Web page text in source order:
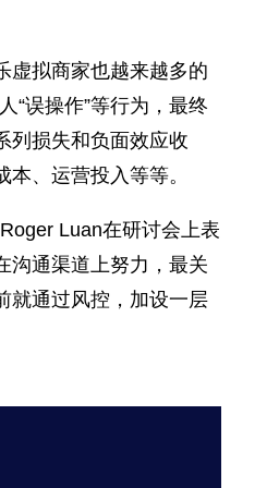
虚拟商家也越来越多的
“误操作”等行为，最终
列损失和负面效应收
、运营投入等等。
Luan在研讨会上表
沟通渠道上努力，最关
就通过风控，加设一层